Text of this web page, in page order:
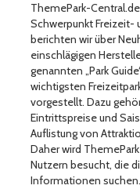
ThemePark-
Schwerpunkt Freizeit-
berichten wir über
einschlägigen
genannten „Park
wichtigsten
vorgestellt. Dazu
Eintrittspreise und
Auflistung von
Daher wird
Nutzern besucht, die
Informationen suchen.